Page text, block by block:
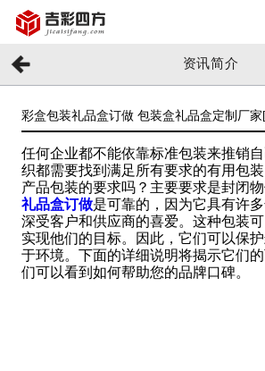
资讯简介
彩盒包装礼品盒订做 包装盒礼品盒定
任何企业都不能依靠标准包装来推销
织都需要找到满足所有要求的有用包
产品包装的要求吗？主要要求是封闭物
礼品盒订做是可靠的，因为它具有许
深受客户和供应商的喜爱。这种包装
实现他们的目标。因此，它们可以保
于环境。下面的详细说明将揭示它们
们可以看到如何帮助您的品牌口碑。